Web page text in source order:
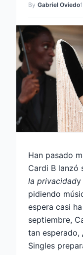
By Gabriel Oviedo
Han pasado
Cardi B lanzó
la privacidady
pidiendo
espera casi
septiembre,
tan esperado,
Singles